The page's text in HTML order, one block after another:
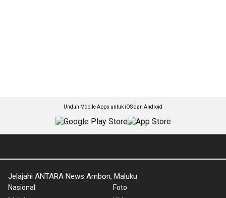
Unduh Mobile Apps untuk iOS dan Android
Jelajahi ANTARA News Ambon, Maluku
Nasional
Foto